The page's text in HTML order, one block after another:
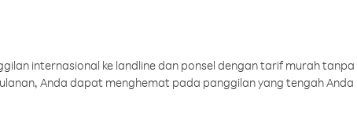
internasional ke landline dan ponsel dengan tarif murah tanpa
Anda dapat menghemat pada panggilan yang tengah Anda